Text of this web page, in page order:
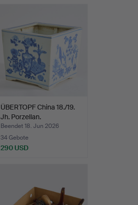
ÜBERTOPF China 18./19.
Jh. Porzellan.
Beendet 18. Jun 2026
34 Gebote
290 USD